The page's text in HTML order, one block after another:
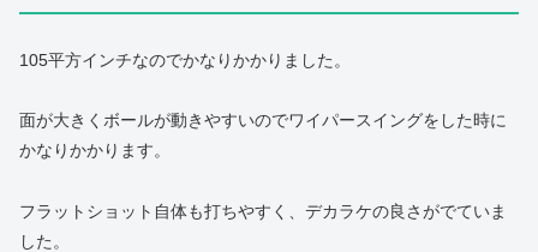
105平方インチなのでかなりかかりました。
面が大きくボールが動きやすいのでワイパースイングをした時に
かなりかかります。
フラットショット自体も打ちやすく、デカラケの良さがでていま
した。